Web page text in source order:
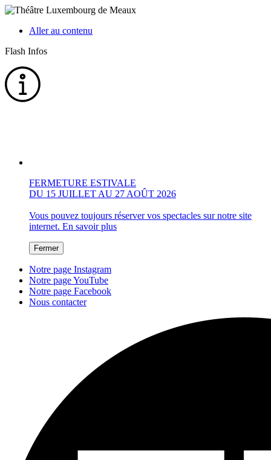
Aller au contenu
Flash Infos
FERMETURE ESTIVALE
DU 15 JUILLET AU 27 AOÛT 2026
Vous pouvez toujours réserver vos spectacles sur notre site
internet. En savoir plus
Fermer
Notre page Instagram
Notre page YouTube
Notre page Facebook
Nous contacter